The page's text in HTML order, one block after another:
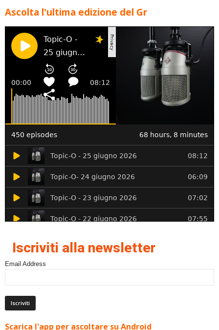
Ascolta l'ultima edizione del Gr
Iscriviti alla newsletter
Email Address
Scarica l'app per ascoltare su Android